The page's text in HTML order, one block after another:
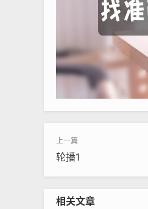
轮播1
相关文章